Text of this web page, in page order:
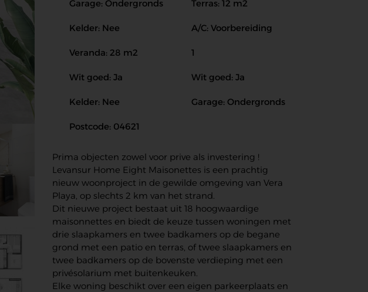
Garage: Ondergronds Terras: 12 m2
Kelder: Nee A/C: Voorbereiding
Veranda: 28 m2 1
Wit goed: Ja Wit goed: Ja
Kelder: Nee Garage: Ondergronds
Postcode: 04621
Prima objecten zowel voor prive als investering !
Levansur Home Eight Maisonettes is een prachtig
nieuw woonproject in de gewilde omgeving van Vera
Playa, op slechts 2 km van het strand.
Dit nieuwe project bestaat uit 18 hoogwaardige
maisonnettes en biedt de keuze tussen woningen met
drie slaapkamers en twee badkamers op de begane
grond met een patio en terras, of twee slaapkamers en
twee badkamers op de bovenste verdieping met een
privésolarium met buitenkeuken.
Elke woning beschikt over een eigen parkeerplaats en